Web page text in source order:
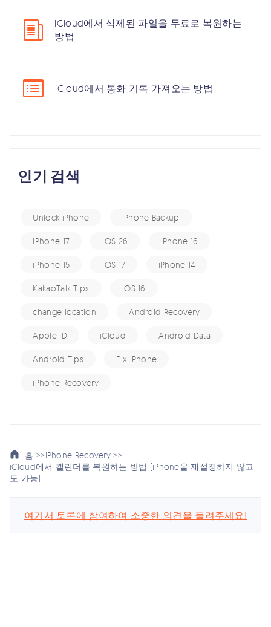
iCloud에서 삭제된 파일을 무료로 복원하는
방법
iCloud에서 통화 기록 가져오는 방법
인기 검색
Unlock iPhone iPhone Backup
iPhone 17 iOS 26 iPhone 16
iPhone 15 iOS 17 iPhone 14
KakaoTalk Tips iOS 16
change location Android Recovery
Apple ID iCloud Android Data
Android Tips Fix iPhone
iPhone Recovery
홈 >>iPhone Recovery >>
iCloud에서 캘린더를 복원하는 방법 (iPhone을 재설정하지 않고
도 가능)
여기서 토론에 참여하여 소중한 의견을 들려주세요!